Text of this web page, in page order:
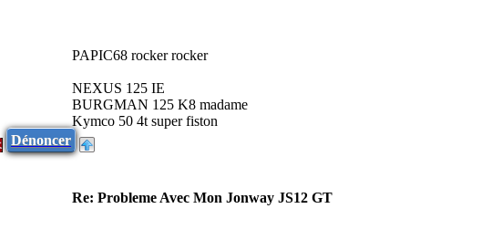
PAPIC68 rocker rocker
NEXUS 125 IE
BURGMAN 125 K8 madame
Kymco 50 4t super fiston
Dénoncer
Re: Probleme Avec Mon Jonway JS12 GT